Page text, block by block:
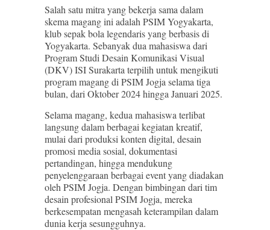
Salah satu mitra yang bekerja sama dalam
skema magang ini adalah PSIM Yogyakarta,
klub sepak bola legendaris yang berbasis di
Yogyakarta. Sebanyak dua mahasiswa dari
Program Studi Desain Komunikasi Visual
(DKV) ISI Surakarta terpilih untuk mengikuti
program magang di PSIM Jogja selama tiga
bulan, dari Oktober 2024 hingga Januari 2025.
Selama magang, kedua mahasiswa terlibat
langsung dalam berbagai kegiatan kreatif,
mulai dari produksi konten digital, desain
promosi media sosial, dokumentasi
pertandingan, hingga mendukung
penyelenggaraan berbagai event yang diadakan
oleh PSIM Jogja. Dengan bimbingan dari tim
desain profesional PSIM Jogja, mereka
berkesempatan mengasah keterampilan dalam
dunia kerja sesungguhnya.